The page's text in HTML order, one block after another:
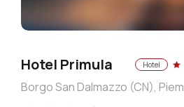
Hotel Primula Hotel
Borgo San Dalmazzo (CN),